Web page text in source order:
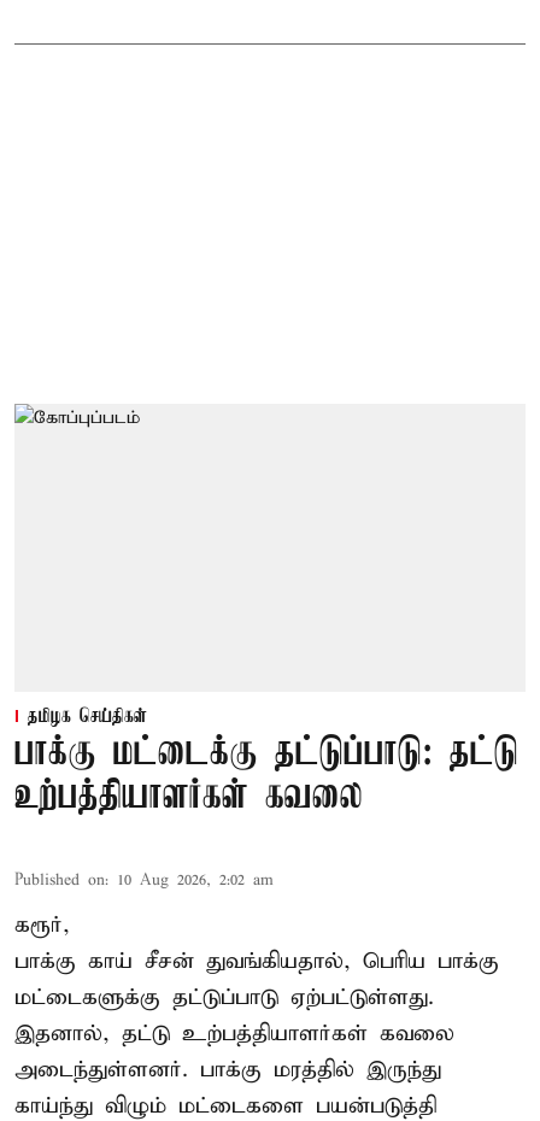
தமிழக செய்திகள்
பாக்கு மட்டைக்கு தட்டுப்பாடு: தட்டு
உற்பத்தியாளர்கள் கவலை
Published on: 10 Aug 2026, 2:02 am
கரூர்,
பாக்கு காய் சீசன் துவங்கியதால், பெரிய பாக்கு
மட்டைகளுக்கு தட்டுப்பாடு ஏற்பட்டுள்ளது.
இதனால், தட்டு உற்பத்தியாளர்கள் கவலை
அடைந்துள்ளனர். பாக்கு மரத்தில் இருந்து
காய்ந்து விழும் மட்டைகளை பயன்படுத்தி